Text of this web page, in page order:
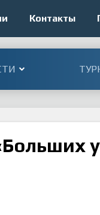
Контакты